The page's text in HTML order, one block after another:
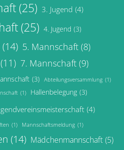
(25) 3. Jugend (4)
(25) 4. Jugend (3)
(14) 5. Mannschaft (8)
(11) 7. Mannschaft (9)
(3) Abteilungsversammlung (1)
(1) Hallenbelegung (3)
(4)
(1) Mannschaftsmeldung (1)
(14) Mädchenmannschaft (5)